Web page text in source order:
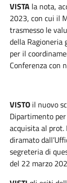
VISTA la nota,
2023, con cui il
trasmesso le
della Ragioneria
per il
Conferenza con
VISTO il nuovo
Dipartimento
acquisita al prot.
diramato
segreteria di
del 22 marzo